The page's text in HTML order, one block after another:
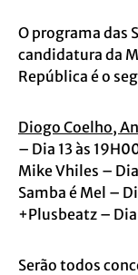
O programa das
candidatura da
República é o
Diogo Coelho,
– Dia 13 às
Mike Vhiles –
Samba é Mel –
+Plusbeatz –
Serão todos